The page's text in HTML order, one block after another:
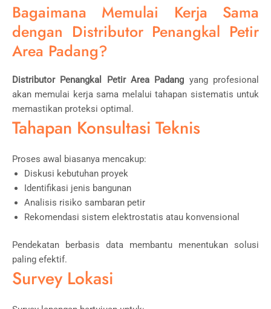
Bagaimana Memulai Kerja Sama
dengan Distributor Penangkal Petir
Area Padang?
Distributor Penangkal Petir Area Padang yang profesional
akan memulai kerja sama melalui tahapan sistematis untuk
memastikan proteksi optimal.
Tahapan Konsultasi Teknis
Proses awal biasanya mencakup:
Diskusi kebutuhan proyek
Identifikasi jenis bangunan
Analisis risiko sambaran petir
Rekomendasi sistem elektrostatis atau konvensional
Pendekatan berbasis data membantu menentukan solusi
paling efektif.
Survey Lokasi